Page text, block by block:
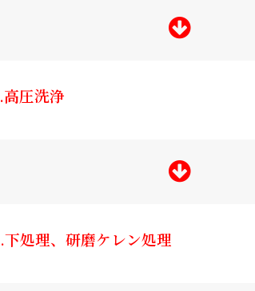
高圧洗浄
下処理、研磨ケレン処理